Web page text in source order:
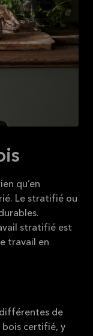
qu’en
Le stratifié ou
stratifié est
travail en
de
certifié, y